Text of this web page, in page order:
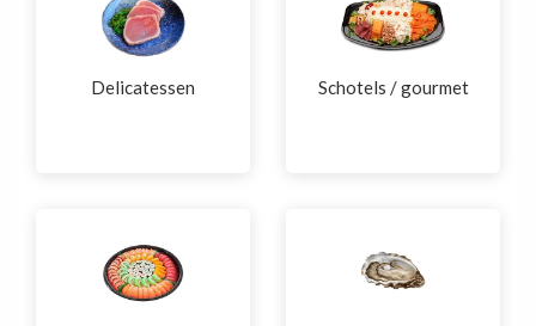
Delicatessen Schotels / gourmet